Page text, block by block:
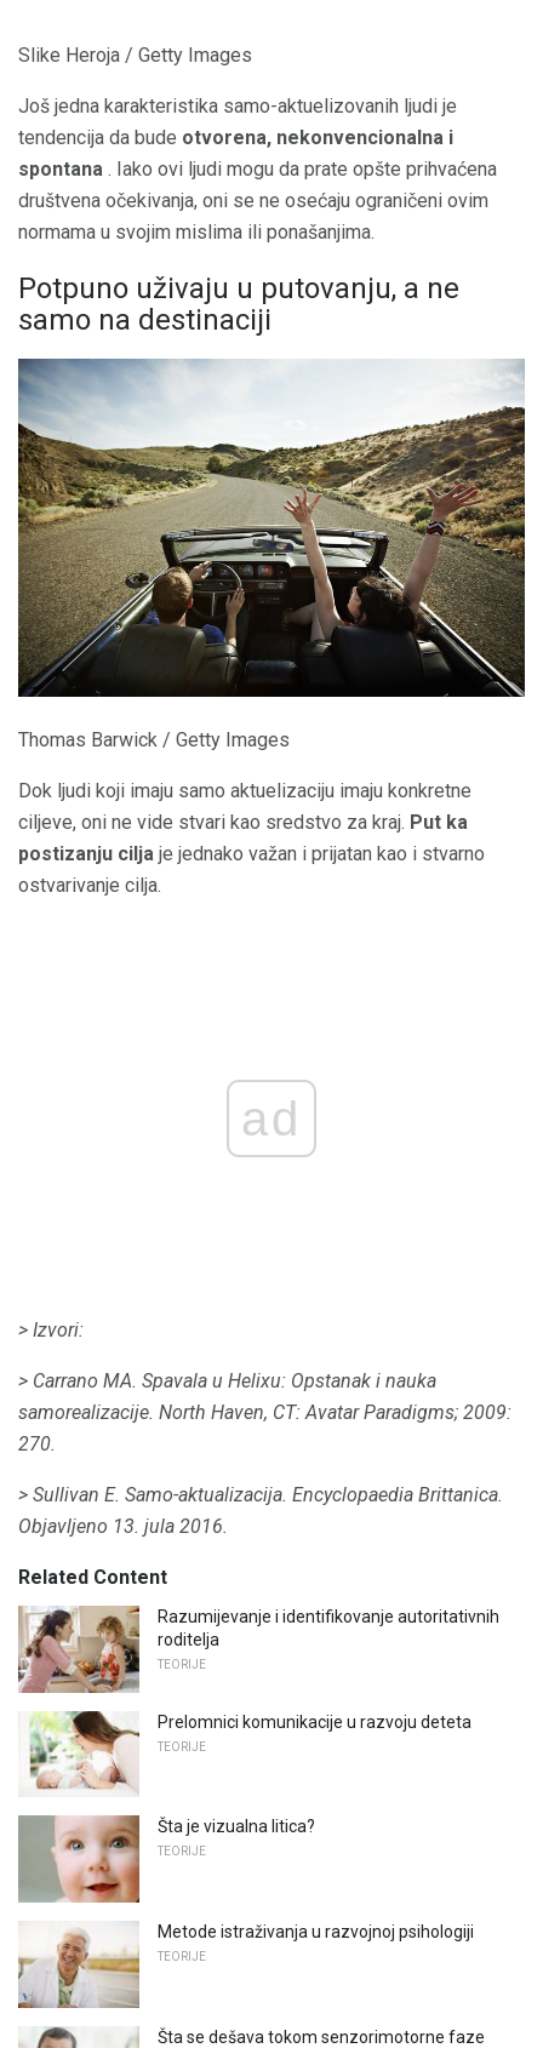
Slike Heroja / Getty Images
Još jedna karakteristika samo-aktuelizovanih ljudi je
tendencija da bude otvorena, nekonvencionalna i
spontana . Iako ovi ljudi mogu da prate opšte prihvaćena
društvena očekivanja, oni se ne osećaju ograničeni ovim
normama u svojim mislima ili ponašanjima.
Potpuno uživaju u putovanju, a ne
samo na destinaciji
Thomas Barwick / Getty Images
Dok ljudi koji imaju samo aktuelizaciju imaju konkretne
ciljeve, oni ne vide stvari kao sredstvo za kraj. Put ka
postizanju cilja je jednako važan i prijatan kao i stvarno
ostvarivanje cilja.
ad
> Izvori:
> Carrano MA. Spavala u Helixu: Opstanak i nauka
samorealizacije. North Haven, CT: Avatar Paradigms; 2009:
270.
> Sullivan E. Samo-aktualizacija. Encyclopaedia Brittanica.
Objavljeno 13. jula 2016.
Related Content
Razumijevanje i identifikovanje autoritativnih
roditelja
TEORIJE
Prelomnici komunikacije u razvoju deteta
TEORIJE
Šta je vizualna litica?
TEORIJE
Metode istraživanja u razvojnoj psihologiji
TEORIJE
Šta se dešava tokom senzorimotorne faze